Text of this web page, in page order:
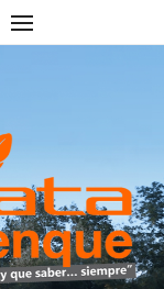
Skip
to